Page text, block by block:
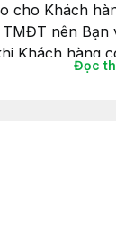
cho Khách
nên
Khách hàng
Đọc